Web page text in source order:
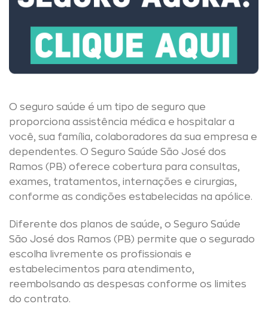
O seguro saúde é um tipo de seguro que
proporciona assistência médica e hospitalar a
você, sua família, colaboradores da sua empresa e
dependentes. O Seguro Saúde São José dos
Ramos (PB) oferece cobertura para consultas,
exames, tratamentos, internações e cirurgias,
conforme as condições estabelecidas na apólice.
Diferente dos planos de saúde, o Seguro Saúde
São José dos Ramos (PB) permite que o segurado
escolha livremente os profissionais e
estabelecimentos para atendimento,
reembolsando as despesas conforme os limites
do contrato.